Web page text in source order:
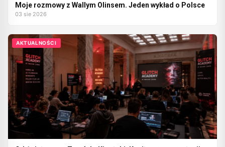
Moje rozmowy z Wallym Olinsem. Jeden wykład o Polsce
03 sie 2026
AKTUALNOŚCI